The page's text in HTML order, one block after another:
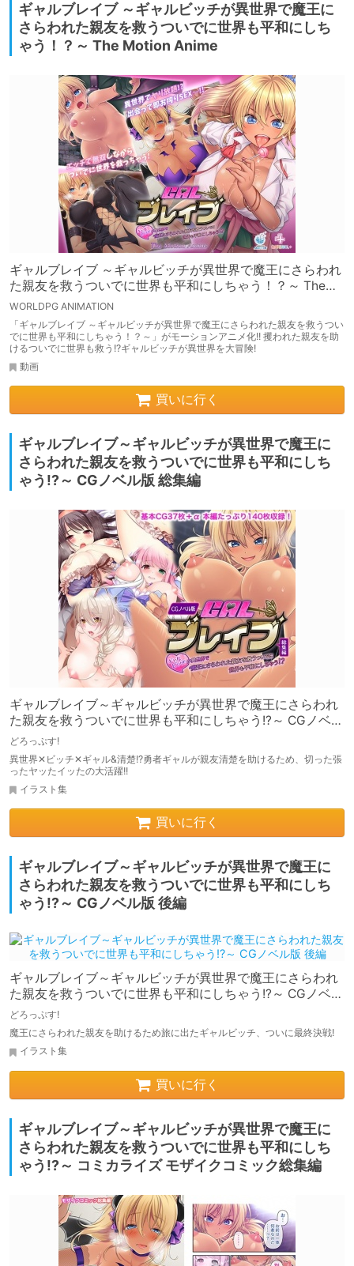
ギャルブレイブ ～ギャルビッチが異世界で魔王に
さらわれた親友を救うついでに世界も平和にしち
ゃう！？～ The Motion Anime
ギャルブレイブ ～ギャルビッチが異世界で魔王にさらわれ
た親友を救うついでに世界も平和にしちゃう！？～ The
Motion Anime
WORLDPG ANIMATION
「ギャルブレイブ ～ギャルビッチが異世界で魔王にさらわれた親友を救うつい
でに世界も平和にしちゃう！？～」がモーションアニメ化!! 攫われた親友を助
けるついでに世界も救う!?ギャルビッチが異世界を大冒険!
動画
買いに行く
ギャルブレイブ～ギャルビッチが異世界で魔王に
さらわれた親友を救うついでに世界も平和にしち
ゃう!?～ CGノベル版 総集編
ギャルブレイブ～ギャルビッチが異世界で魔王にさらわれ
た親友を救うついでに世界も平和にしちゃう!?～ CGノベル
版 総集編
どろっぷす!
異世界✕ビッチ✕ギャル&清楚!?勇者ギャルが親友清楚を助けるため、切った張
ったヤッたイッたの大活躍!!
イラスト集
買いに行く
ギャルブレイブ～ギャルビッチが異世界で魔王に
さらわれた親友を救うついでに世界も平和にしち
ゃう!?～ CGノベル版 後編
ギャルブレイブ～ギャルビッチが異世界で魔王にさらわれ
た親友を救うついでに世界も平和にしちゃう!?～ CGノベル
版 後編
どろっぷす!
魔王にさらわれた親友を助けるため旅に出たギャルビッチ、ついに最終決戦!
イラスト集
買いに行く
ギャルブレイブ～ギャルビッチが異世界で魔王に
さらわれた親友を救うついでに世界も平和にしち
ゃう!?～ コミカライズ モザイクコミック総集編